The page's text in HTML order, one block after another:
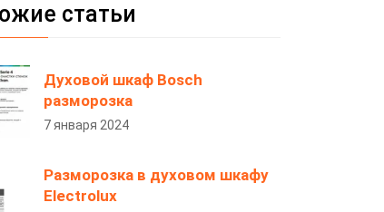
статьи
Духовой шкаф Bosch
разморозка
7 января 2024
Разморозка в духовом шкафу
Electrolux